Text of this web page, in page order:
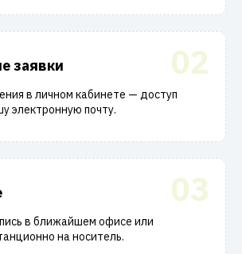
02
заявки
в личном кабинете — доступ
электронную почту.
03
в ближайшем офисе или
на носитель.